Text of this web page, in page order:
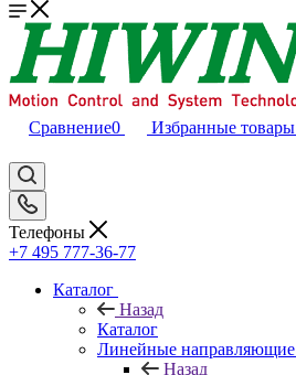
Сравнение0 Избранные товары
Телефоны
+7 495 777-36-77
Каталог
Назад
Каталог
Линейные направляющие
Назад